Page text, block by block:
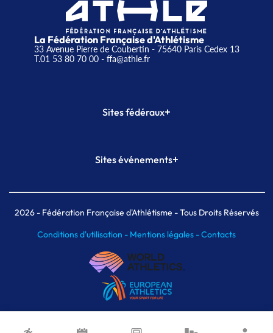
La Fédération Française d'Athlétisme
33 Avenue Pierre de Coubertin - 75640 Paris Cedex 13
T.01 53 80 70 00- ffa@athle.fr
Sites fédéraux+
Plateforme Formation
Sites événements+
Meeting de Paris indoor
MAIF Ekiden de Paris
2026- Fédération Française d'Athlétisme - Tous Droits Réservés
Conditions d'utilisation - Mentions légales -Contacts